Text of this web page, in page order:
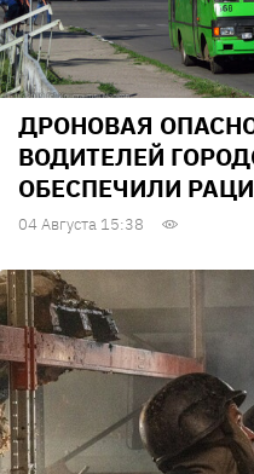
ДРОНОВАЯ
ВОДИТЕЛЕЙ
ОБЕСПЕЧИЛИ
04 Августа 15:38